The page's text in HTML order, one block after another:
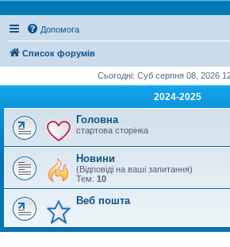
Допомога
Список форумів
Сьогодні: Суб серпня 08, 2026
2024-2025
Головна
стартова сторінка
Новини
(Відповіді на ваші запитання)
Тем: 10
Веб пошта